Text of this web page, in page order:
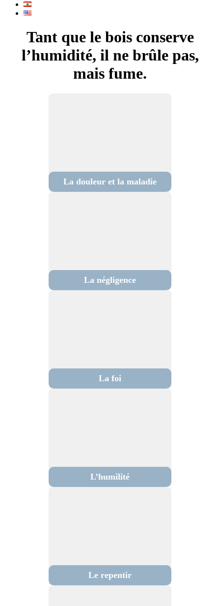
Tant que le bois conserve
l’humidité, il ne brûle pas,
mais fume.
La douleur et la maladie
La négligence
La foi
L’humilité
Le repentir